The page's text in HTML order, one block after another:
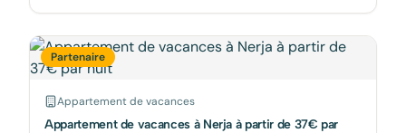
Partenaire
Appartement de vacances
Appartement de vacances à Nerja à partir de 37€ par